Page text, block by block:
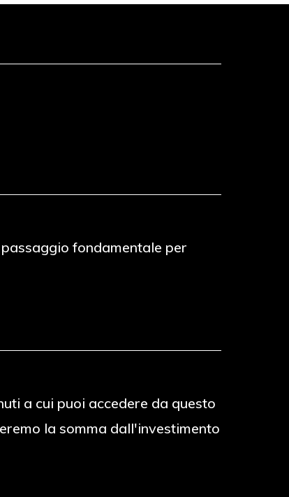
fondamentale per
a cui puoi accedere da questo
la somma dall'investimento